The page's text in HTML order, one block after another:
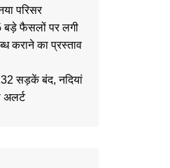
परिसर
बड़े फैसलों पर लगी
कराने का प्रस्ताव
सड़कें बंद, नदियां
अलर्ट